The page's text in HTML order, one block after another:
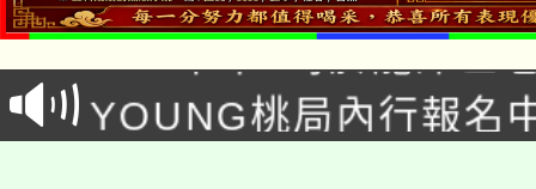
場熱烈登場!
8/21下午1時於龍潭區
徵才活動。
YOUNG桃局內行報名